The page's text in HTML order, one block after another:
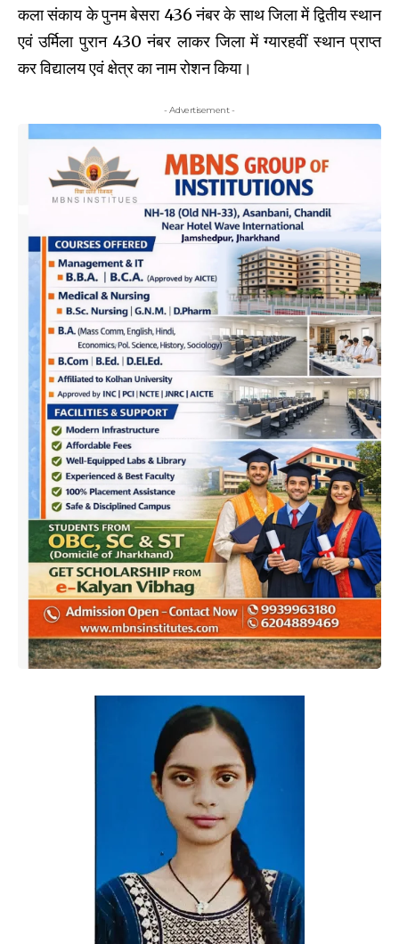
कला संकाय के पुनम बेसरा 436 नंबर के साथ जिला में द्वितीय स्थान
एवं उर्मिला पुरान 430 नंबर लाकर जिला में ग्यारहवीं स्थान प्राप्त
कर विद्यालय एवं क्षेत्र का नाम रोशन किया।
- Advertisement -